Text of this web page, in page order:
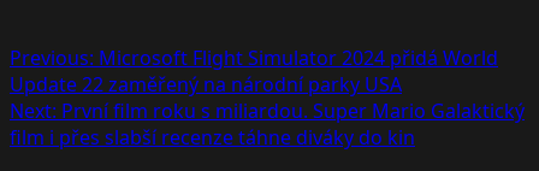
Post
navigation
Previous: Microsoft Flight Simulator 2024 přidá World
Update 22 zaměřený na národní parky USA
Next: První film roku s miliardou. Super Mario Galaktický
film i přes slabší recenze táhne diváky do kin